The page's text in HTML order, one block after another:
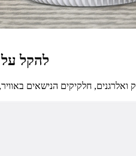
להקל על
ואלרגנים, חלקיקים הנישאים